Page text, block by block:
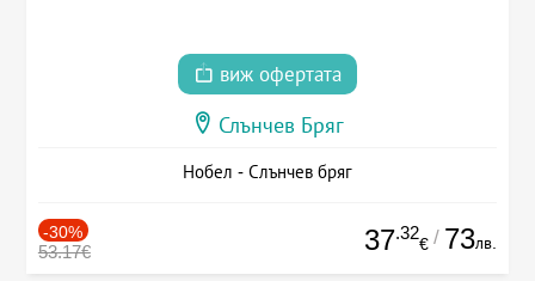
виж офертата
Слънчев Бряг
Нобел - Слънчев бряг
-30%
53.17€ 37.32
€ / 73лв.